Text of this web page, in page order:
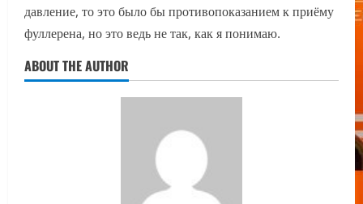
давление, то это было бы противопоказанием к приёму
фуллерена, но это ведь не так, как я понимаю.
ABOUT THE AUTHOR